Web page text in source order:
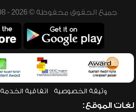
جميع الحقوق محفوظة © 2026 - 1998 لشبكة إسلام ويب
وثيقة الخصوصية اتفاقية الخدمة
لغات الموقع: